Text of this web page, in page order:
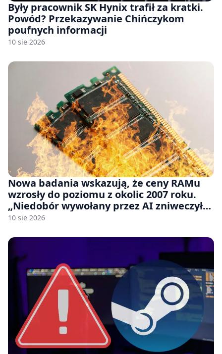
Były pracownik SK Hynix trafił za kratki.
Powód? Przekazywanie Chińczykom
poufnych informacji
10 sie 2026
Nowa badania wskazują, że ceny RAMu
wzrosły do poziomu z okolic 2007 roku.
„Niedobór wywołany przez AI zniweczył
20 lat postępów w ciągu zaledwie kilku
10 sie 2026